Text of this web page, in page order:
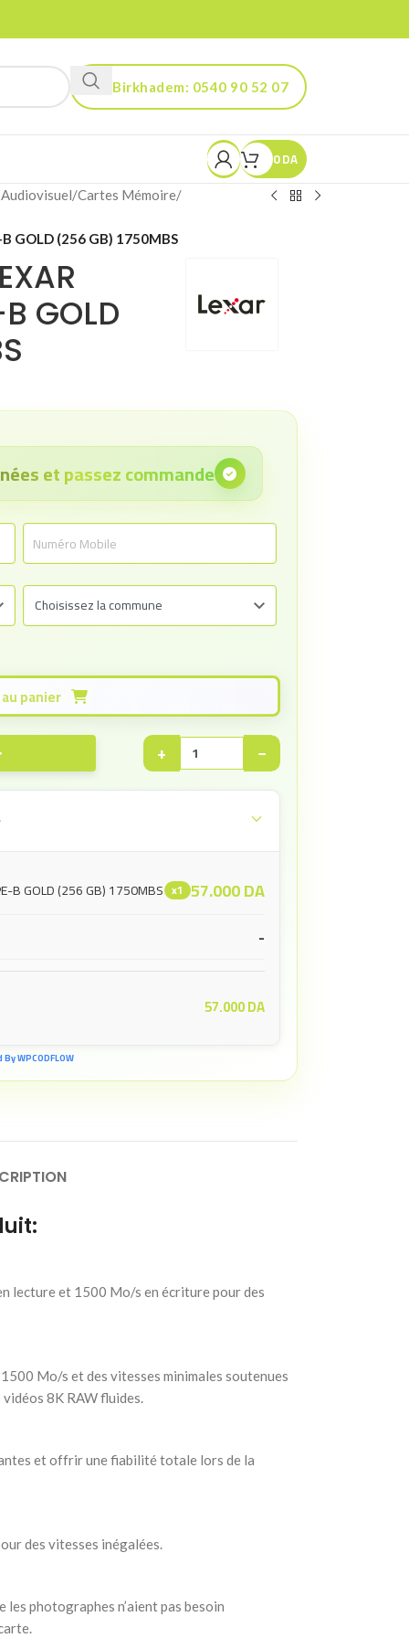
Birkhadem: 0540 90 52 07
Kouba: 0560 90 52 03
0DA
/Cartes Mémoire/
GOLD (256 GB) 1750MBS
GOLD
et passez commande
Ajouter au panier
−
+
B GOLD (256 GB) 1750MBS x1 57.000DA
-
57.000DA
WPCODFLOW
lecture et 1500 Mo/s en écriture pour des
Mo/s et des vitesses minimales soutenues
8K RAW fluides.
et offrir une fiabilité totale lors de la
des vitesses inégalées.
photographes n’aient pas besoin